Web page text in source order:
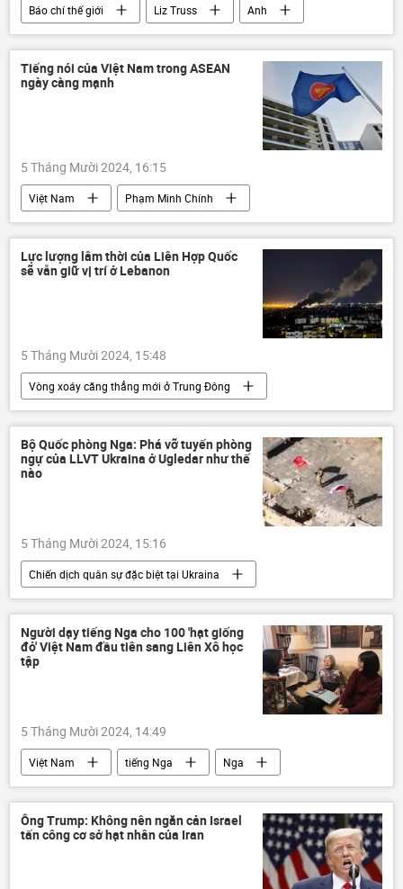
Báo chí thế giới Liz Truss
Anh
Thế giới
Tiếng nói của Việt Nam trong ASEAN
ngày càng mạnh
5 Tháng Mười 2024, 16:15
Việt Nam
Phạm Minh Chính
ASEAN
Chính trị Thế giới
Lực lượng lâm thời của Liên Hợp Quốc
sẽ vẫn giữ vị trí ở Lebanon
5 Tháng Mười 2024, 15:48
Vòng xoáy căng thẳng mới ở Trung Đông
Lebanon
Israel
Trung Đông
Liên Hợp Quốc
Thế giới
xung đột quân sự
Bộ Quốc phòng Nga: Phá vỡ tuyến phòng
ngự của LLVT Ukraina ở Ugledar như thế
nào
5 Tháng Mười 2024, 15:16
Chiến dịch quân sự đặc biệt tại Ukraina
Bộ Quốc phòng Nga
Nga
Cuộc khủng hoảng ở Ukraina
Ukraina
Thế giới
xung đột quân sự
Người dạy tiếng Nga cho 100 'hạt giống
đỏ' Việt Nam đầu tiên sang Liên Xô học
tập
5 Tháng Mười 2024, 14:49
Việt Nam tiếng Nga
Nga
Hợp tác Nga-Việt
Thế giới
Ông Trump: Không nên ngăn cản Israel
tấn công cơ sở hạt nhân của Iran